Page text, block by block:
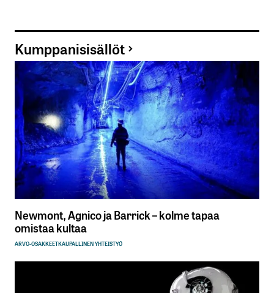
Kumppanisisällöt
Newmont, Agnico ja Barrick – kolme tapaa
omistaa kultaa
ARVO-OSAKKEETKAUPALLINEN YHTEISTYÖ